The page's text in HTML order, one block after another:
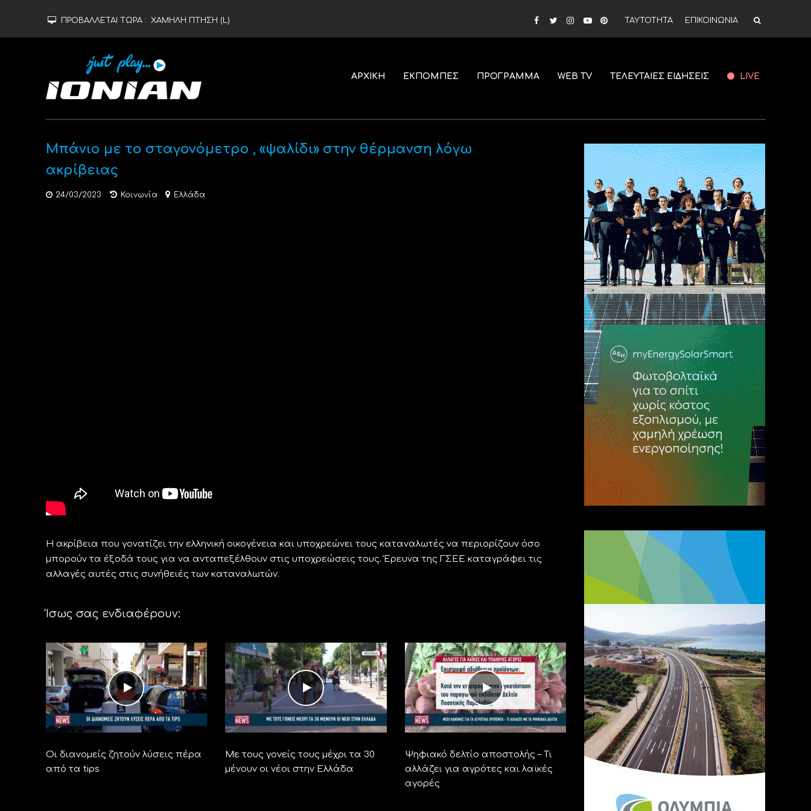
ΠΡΟΒΑΛΛΕΤΑΙ ΤΩΡΑ : ΧΑΜΗΛΗ ΠΤΗΣΗ (L) ΤΑΥΤΟΤΗΤΑ ΕΠΙΚΟΙΝΩΝΙΑ
ΑΡΧΙΚΗ ΕΚΠΟΜΠΕΣ ΠΡΟΓΡΑΜΜΑ WEB TV ΤΕΛΕΥΤΑΙΕΣ ΕΙΔΗΣΕΙΣ LIVE
Μπάνιο με το σταγονόμετρο , «ψαλίδι» στην θέρμανση λόγω
ακρίβειας
24/03/2023 Κοινωνία Ελλάδα
Η ακρίβεια που γονατίζει την ελληνική οικογένεια και υποχρεώνει τους καταναλωτές να περιορίζουν όσο
μπορούν τα έξοδά τους για να ανταπεξέλθουν στις υποχρεώσεις τους. Έρευνα της ΓΣΕΕ καταγράφει τις
αλλαγές αυτές στις συνήθειές των καταναλωτών.
Ίσως σας ενδιαφέρουν:
Οι διανομείς ζητούν λύσεις πέρα
από τα tips
Με τους γονείς τους μέχρι τα 30
μένουν οι νέοι στην Ελλάδα
Ψηφιακό δελτίο αποστολής – Τι
αλλάζει για αγρότες και λαϊκές
αγορές